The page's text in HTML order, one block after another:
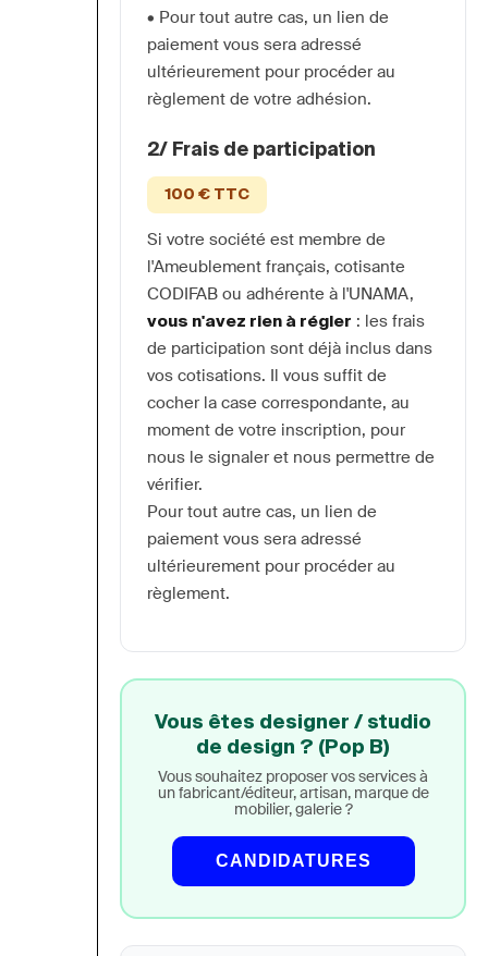
• Pour tout autre cas, un lien de
paiement vous sera adressé
ultérieurement pour procéder au
règlement de votre adhésion.
2/ Frais de participation
100 € TTC
Si votre société est membre de
l'Ameublement français, cotisante
vous n'avez rien à régler : les frais
de participation sont déjà inclus dans
vos cotisations. Il vous suffit de
cocher la case correspondante, au
moment de votre inscription, pour
nous le signaler et nous permettre de
vérifier.
Pour tout autre cas, un lien de
paiement vous sera adressé
ultérieurement pour procéder au
règlement.
Vous êtes designer / studio
de design ? (Pop B)
Vous souhaitez proposer vos services à
un fabricant/éditeur, artisan, marque de
mobilier, galerie ?
CANDIDATURES